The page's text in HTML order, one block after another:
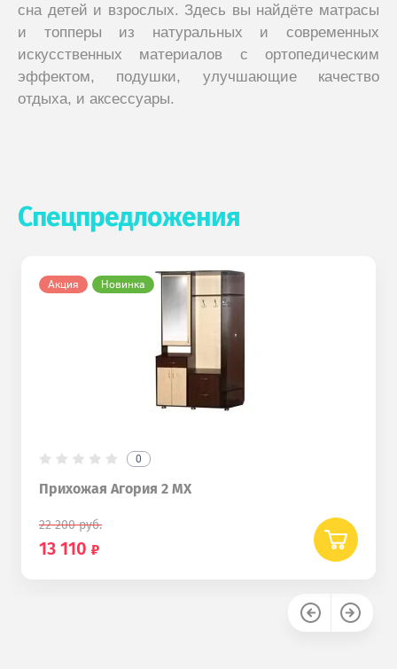
сна детей и взрослых. Здесь вы найдёте матрасы
и топперы из натуральных и современных
искусственных материалов с ортопедическим
эффектом, подушки, улучшающие качество
отдыха, и аксессуары.
Спецпредложения
Акция Новинка
0
Прихожая Агория 2 МХ
22 200руб.
13 110